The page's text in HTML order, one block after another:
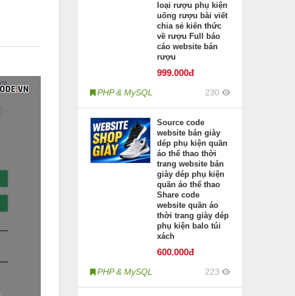
loại rượu phụ kiện
uống rượu bài viết
chia sẻ kiến thức
về rượu Full báo
cáo website bán
rượu
999.000đ
PHP & MySQL 230
Source code
website bán giày
dép phụ kiện quần
áo thể thao thời
trang website bán
giày dép phụ kiện
quần áo thể thao
Share code
website quần áo
thời trang giày dép
phụ kiện balo túi
xách
600.000đ
PHP & MySQL 223